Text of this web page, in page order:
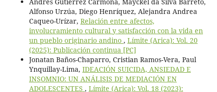
Alfonso Urzúa, Diego Henríquez, Alejandra Andrea
Caqueo-Urízar, Relación entre afectos,
involucramiento cultural y satisfacción con la vida en
un pueblo originario andino , Límite (Arica): Vol. 20
(2025): Publicación continua [PC]
Jonatan Baños-Chaparro, Cristian Ramos-Vera, Paul
Ynquillay-Lima, IDEACIÓN SUICIDA, ANSIEDAD E
INSOMNIO: UN ANÁLISIS DE MEDIACIÓN EN
ADOLESCENTES , Límite (Arica): Vol. 18 (2023):